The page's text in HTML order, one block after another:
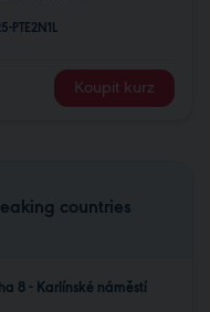
PTE2N1L
Koupit kurz
countries
8 - Karlínské náměstí